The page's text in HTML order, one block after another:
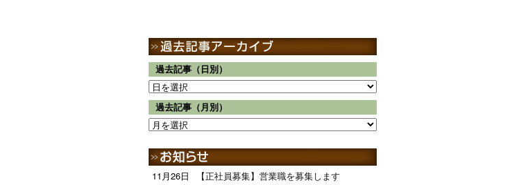
過去記事（日別）
過去記事（月別）
11月26日 【正社員募集】営業職を募集します